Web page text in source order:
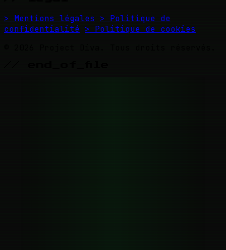
> Mentions légales
> Politique de
confidentialité > Politique de cookies